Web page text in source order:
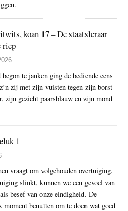
koan 17 – De staatsleraar
riep
te janken ging de bediende eens
zij met zijn vuisten tegen zijn borst
zijn gezicht paarsblauw en zijn mond
1
vraagt om volgehouden overtuiging.
slinkt, kunnen we een gevoel van
besef van onze eindigheid. De
benutten om te doen wat goed